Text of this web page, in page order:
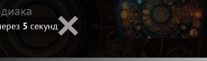
4 секунд